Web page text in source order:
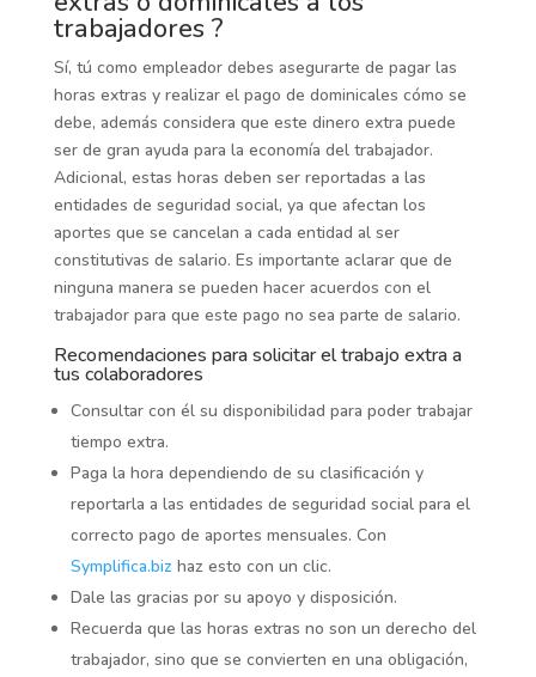
trabajadores ?
Sí, tú como empleador debes asegurarte de pagar las
horas extras y realizar el pago de dominicales cómo se
debe, además considera que este dinero extra puede
ser de gran ayuda para la economía del trabajador.
Adicional, estas horas deben ser reportadas a las
entidades de seguridad social, ya que afectan los
aportes que se cancelan a cada entidad al ser
constitutivas de salario. Es importante aclarar que de
ninguna manera se pueden hacer acuerdos con el
trabajador para que este pago no sea parte de salario.
Recomendaciones para solicitar el trabajo extra a
tus colaboradores
Consultar con él su disponibilidad para poder trabajar
tiempo extra.
Paga la hora dependiendo de su clasificación y
reportarla a las entidades de seguridad social para el
correcto pago de aportes mensuales. Con
Symplifica.bizhaz esto con un clic.
Dale las gracias por su apoyo y disposición.
Recuerda que las horas extras no son un derecho del
trabajador, sino que se convierten en una obligación,